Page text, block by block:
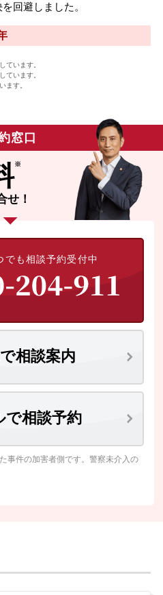
回避しました。
ています。
ています。
ます。
窓口
せ！
も相談予約受付中
相談案内
で相談予約
事件の加害者側です。警察未介入の